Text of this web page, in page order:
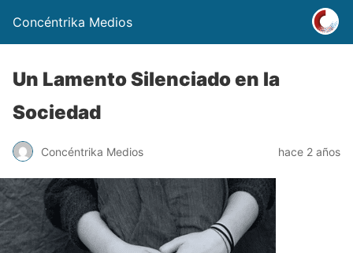
Concéntrika Medios
Un Lamento Silenciado en la
Sociedad
Concéntrika Medios hace 2 años